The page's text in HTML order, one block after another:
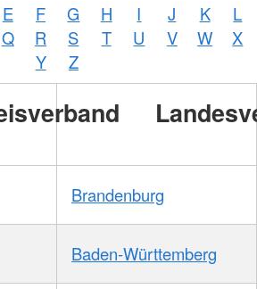
E F G H I J K
L
Q R S T U V W
X
Y
Z
Brandenburg
Baden-Württemberg